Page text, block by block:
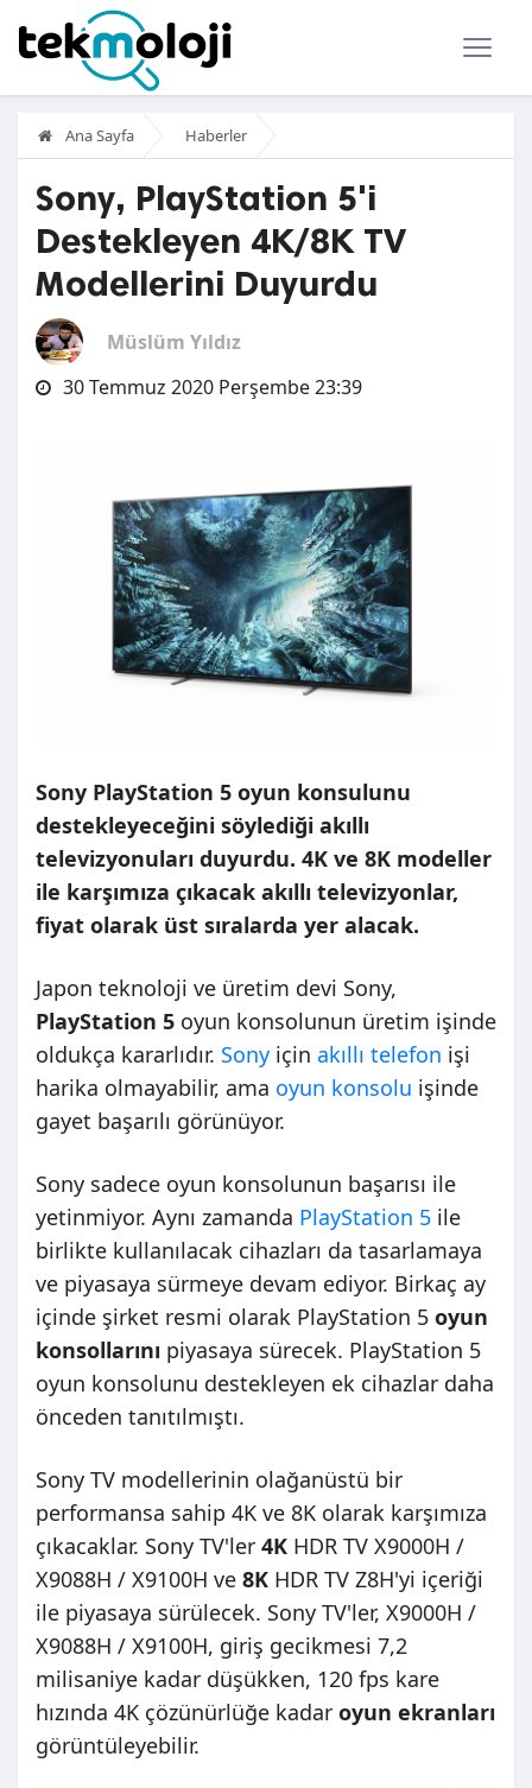
Ana Sayfa Haberler
Sony, PlayStation 5'i
Destekleyen 4K/8K TV
Modellerini Duyurdu
Müslüm Yıldız
30 Temmuz 2020 Perşembe 23:39
Sony PlayStation 5 oyun konsulunu
destekleyeceğini söylediği akıllı
televizyonuları duyurdu. 4K ve 8K modeller
ile karşımıza çıkacak akıllı televizyonlar,
fiyat olarak üst sıralarda yer alacak.
Japon teknoloji ve üretim devi Sony,
PlayStation 5 oyun konsolunun üretim işinde
oldukça kararlıdır. Sony için akıllı telefon işi
harika olmayabilir, ama oyun konsolu işinde
gayet başarılı görünüyor.
Sony sadece oyun konsolunun başarısı ile
yetinmiyor. Aynı zamanda PlayStation 5 ile
birlikte kullanılacak cihazları da tasarlamaya
ve piyasaya sürmeye devam ediyor. Birkaç ay
içinde şirket resmi olarak PlayStation 5 oyun
konsollarını piyasaya sürecek. PlayStation 5
oyun konsolunu destekleyen ek cihazlar daha
önceden tanıtılmıştı.
Sony TV modellerinin olağanüstü bir
performansa sahip 4K ve 8K olarak karşımıza
çıkacaklar. Sony TV'ler 4K HDR TV X9000H /
X9088H / X9100H ve 8K HDR TV Z8H'yi içeriği
ile piyasaya sürülecek. Sony TV'ler, X9000H /
X9088H / X9100H, giriş gecikmesi 7,2
milisaniye kadar düşükken, 120 fps kare
hızında 4K çözünürlüğe kadar oyun ekranları
görüntüleyebilir.